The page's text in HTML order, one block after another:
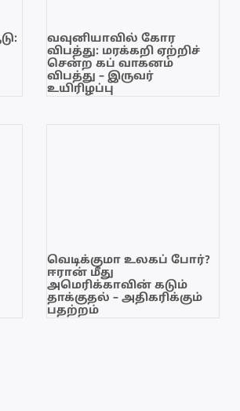
வவுனியாவில் கோர
விபத்து: மரக்கறி ஏற்றிச்
சென்ற கப் வாகனம்
விபத்து – இருவர்
உயிரிழப்பு
வெடிக்குமா உலகப் போர்?
ஈரான் மீது
அமெரிக்காவின் கடும்
தாக்குதல் – அதிகரிக்கும்
பதற்றம்